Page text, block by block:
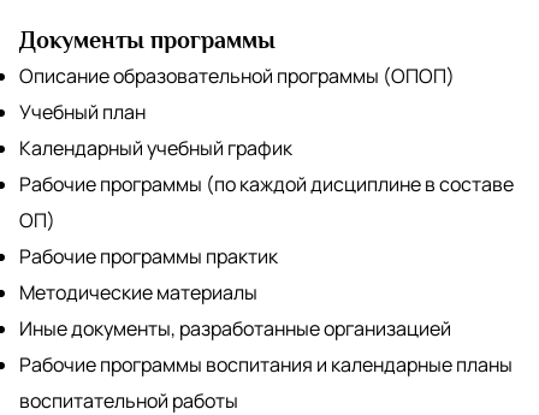
Документы программы
Описание образовательной программы (ОПОП)
Учебный план
Календарный учебный график
Рабочие программы (по каждой дисциплине в составе
ОП)
Рабочие программы практик
Методические материалы
Иные документы, разработанные организацией
Рабочие программы воспитания и календарные планы
воспитательной работы